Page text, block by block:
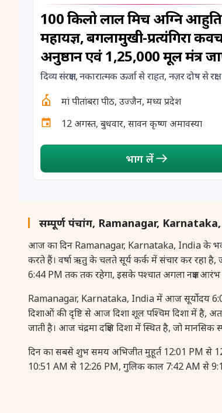
100 किलो लाल मिर्च अग्नि आहुति
महायज्ञ, बगलामुखी-प्रत्यंगिरा
अनुष्ठान एवं 1,25,000 मूल मंत्र
दिव्य संरक्षण, नकारात्मक ऊर्जा से राहत, नज़र दोष से रक्षा
मां पीतांबरा पीठ, उज्जैन, मध्य प्रदेश
12 अगस्त, बुधवार, सावन कृष्ण अमावस्या
भाग लें
सम्पूर्ण पंचांग, Ramanagar,
आज का दिन Ramanagar, Karnataka, India के भक्तों
करते हैं। वर्षा ऋतु के चलते सूर्य कर्क में संचार कर रहा है,
6:44 PM तक तक रहेगा, इसके पश्चात अगला नक्षत्र
Ramanagar, Karnataka, India में आज सूर्योदय 6:07
दिशाओं की दृष्टि से आज दिशा शूल पश्चिम दिशा में है,
जाती है। आज चंद्रमा दक्षिण दिशा में स्थित है, जो मानसिक
दिन का सबसे शुभ समय अभिजीत मुहूर्त 12:01 PM से
10:51 AM से 12:26 PM, गुलिक काल 7:42 AM से